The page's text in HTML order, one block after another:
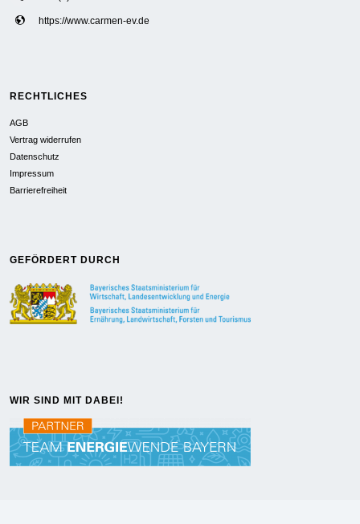
https://www.carmen-ev.de
RECHTLICHES
AGB
Vertrag widerrufen
Datenschutz
Impressum
Barrierefreiheit
GEFÖRDERT DURCH
WIR SIND MIT DABEI!